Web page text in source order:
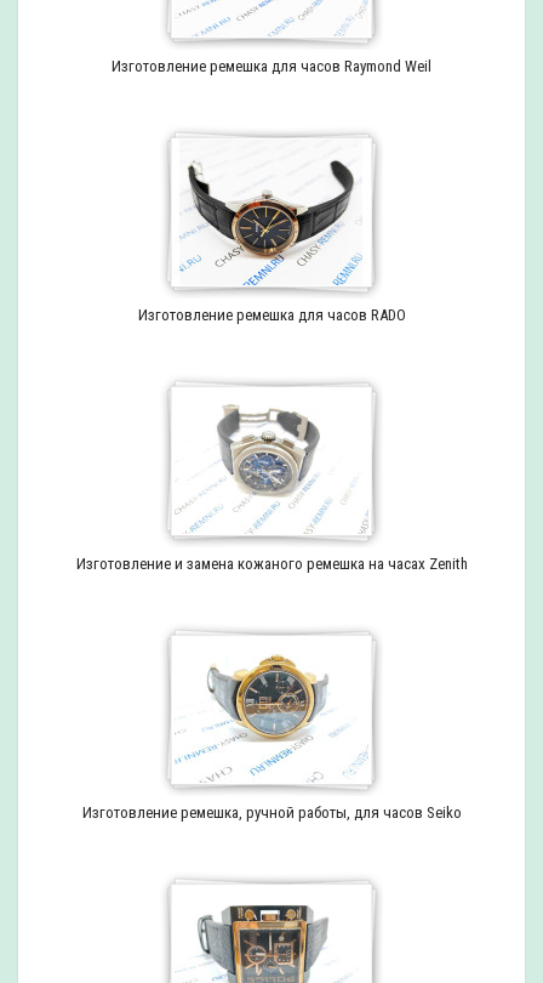
Изготовление ремешка для часов Raymond Weil
Изготовление ремешка для часов RADO
Изготовление и замена кожаного ремешка на часах Zenith
Изготовление ремешка, ручной работы, для часов Seiko